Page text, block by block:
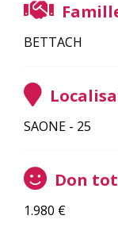
BETTACH
SAONE - 25
Don
1.980 €